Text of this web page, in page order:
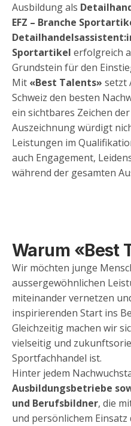
Ausbildung als
EFZ – Branche
Sportartikel erfolgreich
Grundstein für den
Mit «Best Talents» setzt
Schweiz den besten
ein sichtbares Zeichen
Auszeichnung würdigt
Leistungen im
auch Engagement,
während der gesamten
Warum «Best
Wir möchten junge
aussergewöhnlichen
miteinander vernetzen
inspirierenden Start ins
Gleichzeitig machen wir
vielseitig und
Sportfachhandel ist.
Hinter jedem
Ausbildungsbetriebe
und Berufsbildner, die
und persönlichem